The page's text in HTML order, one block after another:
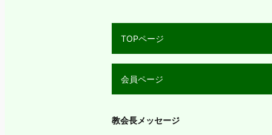
TOPページ
会員ページ
教会長メッセージ